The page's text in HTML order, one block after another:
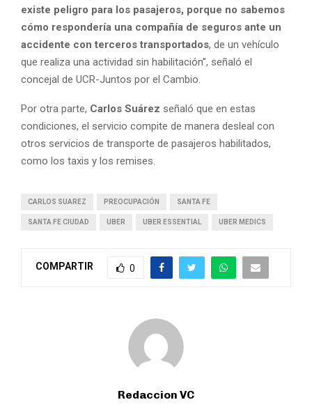
existe peligro para los pasajeros, porque no sabemos
cómo respondería una compañía de seguros ante un
accidente con terceros transportados, de un vehículo
que realiza una actividad sin habilitación”, señaló el
concejal de UCR-Juntos por el Cambio.
Por otra parte, Carlos Suárez señaló que en estas
condiciones, el servicio compite de manera desleal con
otros servicios de transporte de pasajeros habilitados,
como los taxis y los remises.
CARLOS SUAREZ PREOCUPACIÓN SANTA FE
SANTA FE CIUDAD UBER UBER ESSENTIAL UBER MEDICS
COMPARTIR 0
Redaccion VC